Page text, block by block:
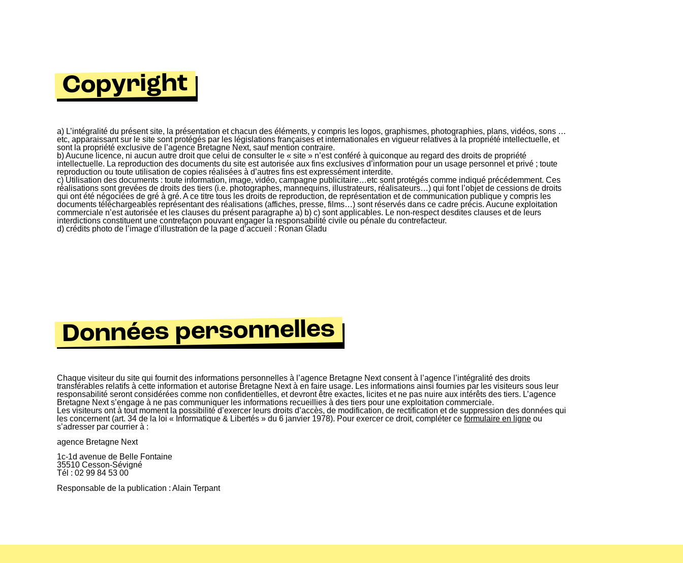
Copyright
a) L’intégralité du présent site, la présentation et chacun des éléments, y compris les logos, graphismes, photographies, plans, vidéos, sons …
etc, apparaissant sur le site sont protégés par les législations françaises et internationales en vigueur relatives à la propriété intellectuelle, et
sont la propriété exclusive de l’agence Bretagne Next, sauf mention contraire.
b) Aucune licence, ni aucun autre droit que celui de consulter le « site » n’est conféré à quiconque au regard des droits de propriété
intellectuelle. La reproduction des documents du site est autorisée aux fins exclusives d’information pour un usage personnel et privé ; toute
reproduction ou toute utilisation de copies réalisées à d’autres fins est expressément interdite.
c) Utilisation des documents : toute information, image, vidéo, campagne publicitaire…etc sont protégés comme indiqué précédemment. Ces
réalisations sont grevées de droits des tiers (i.e. photographes, mannequins, illustrateurs, réalisateurs…) qui font l’objet de cessions de droits
qui ont été négociées de gré à gré. A ce titre tous les droits de reproduction, de représentation et de communication publique y compris les
documents téléchargeables représentant des réalisations (affiches, presse, films…) sont réservés dans ce cadre précis. Aucune exploitation
commerciale n’est autorisée et les clauses du présent paragraphe a) b) c) sont applicables. Le non-respect desdites clauses et de leurs
interdictions constituent une contrefaçon pouvant engager la responsabilité civile ou pénale du contrefacteur.
d) crédits photo de l’image d’illustration de la page d’accueil : Ronan Gladu
Données personnelles
Chaque visiteur du site qui fournit des informations personnelles à l’agence Bretagne Next consent à l’agence l’intégralité des droits
transférables relatifs à cette information et autorise Bretagne Next à en faire usage. Les informations ainsi fournies par les visiteurs sous leur
responsabilité seront considérées comme non confidentielles, et devront être exactes, licites et ne pas nuire aux intérêts des tiers. L’agence
Bretagne Next s’engage à ne pas communiquer les informations recueillies à des tiers pour une exploitation commerciale.
Les visiteurs ont à tout moment la possibilité d’exercer leurs droits d’accès, de modification, de rectification et de suppression des données qui
les concernent (art. 34 de la loi « Informatique & Libertés » du 6 janvier 1978). Pour exercer ce droit, compléter ce formulaire en ligne ou
s’adresser par courrier à :
agence Bretagne Next
1c-1d avenue de Belle Fontaine
35510 Cesson-Sévigné
Tél : 02 99 84 53 00
Responsable de la publication : Alain Terpant